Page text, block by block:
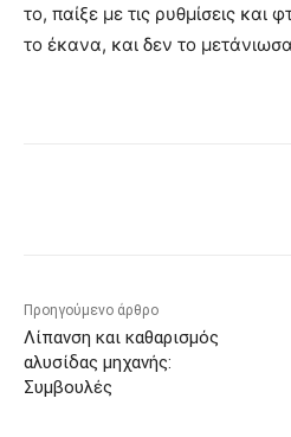
το, παίξε με τις ρυθμίσεις και
το έκανα, και δεν το
Προηγούμενο άρθρο
Λίπανση και καθαρισμός
αλυσίδας μηχανής:
Συμβουλές